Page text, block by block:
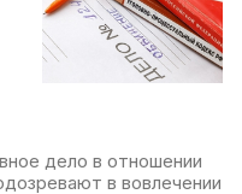
дело в отношении
в вовлечении